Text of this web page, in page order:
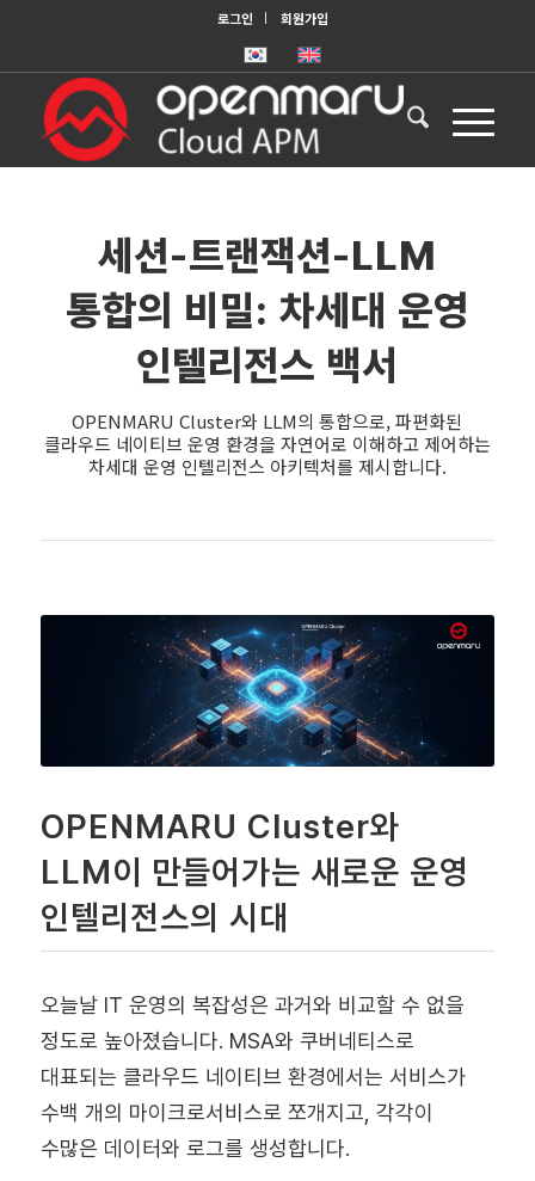
로그인 회원가입
세션-트랜잭션-LLM
통합의 비밀: 차세대 운영
인텔리전스 백서
OPENMARU Cluster와 LLM의 통합으로, 파편화된
클라우드 네이티브 운영 환경을 자연어로 이해하고 제어하는
차세대 운영 인텔리전스 아키텍처를 제시합니다.
OPENMARU Cluster와
LLM이 만들어가는 새로운 운영
인텔리전스의 시대
오늘날 IT 운영의 복잡성은 과거와 비교할 수 없을
정도로 높아졌습니다. MSA와 쿠버네티스로
대표되는 클라우드 네이티브 환경에서는 서비스가
수백 개의 마이크로서비스로 쪼개지고, 각각이
수많은 데이터와 로그를 생성합니다.